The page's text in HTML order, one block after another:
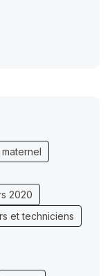
2020
et techniciens